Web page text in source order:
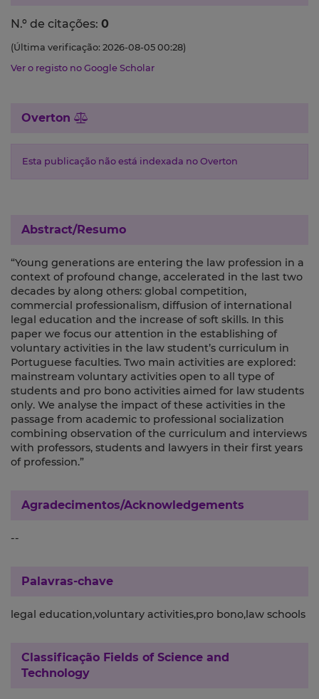
N.º de citações: 0
(Última verificação: 2026-08-05 00:28)
Ver o registo no Google Scholar
Overton
Esta publicação não está indexada no Overton
Abstract/Resumo
“Young generations are entering the law profession in a
context of profound change, accelerated in the last two
decades by along others: global competition,
commercial professionalism, diffusion of international
legal education and the increase of soft skills. In this
paper we focus our attention in the establishing of
voluntary activities in the law student’s curriculum in
Portuguese faculties. Two main activities are explored:
mainstream voluntary activities open to all type of
students and pro bono activities aimed for law students
only. We analyse the impact of these activities in the
passage from academic to professional socialization
combining observation of the curriculum and interviews
with professors, students and lawyers in their first years
of profession.”
Agradecimentos/Acknowledgements
--
Palavras-chave
legal education,voluntary activities,pro bono,law schools
Classificação Fields of Science and
Technology